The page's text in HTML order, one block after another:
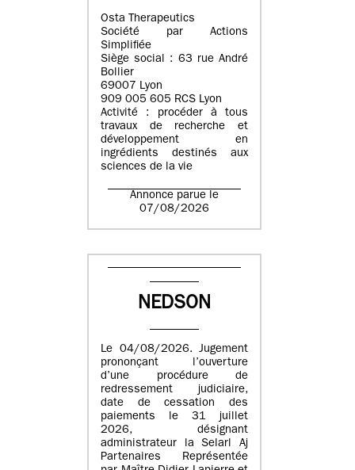
Osta Therapeutics
Société par Actions
Simplifiée
Siège social : 63 rue André
Bollier
69007 Lyon
909 005 605 RCS Lyon
Activité : procéder à tous
travaux de recherche et
développement en
ingrédients destinés aux
sciences de la vie
Annonce parue le
07/08/2026
NEDSON
Le 04/08/2026. Jugement
prononçant l’ouverture
d’une procédure de
redressement judiciaire,
date de cessation des
paiements le 31 juillet
2026, désignant
administrateur la Selarl Aj
Partenaires Représentée